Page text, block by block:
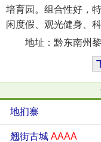
培育园。组合性好，
闲度假、观光健身、
地址：黔东南州黎
地扪寨
翘街古城 AAAA